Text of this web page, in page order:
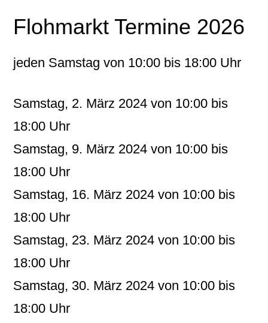
Flohmarkt Termine 2026
jeden Samstag von 10:00 bis 18:00 Uhr
Samstag, 2. März 2024 von 10:00 bis
18:00 Uhr
Samstag, 9. März 2024 von 10:00 bis
18:00 Uhr
Samstag, 16. März 2024 von 10:00 bis
18:00 Uhr
Samstag, 23. März 2024 von 10:00 bis
18:00 Uhr
Samstag, 30. März 2024 von 10:00 bis
18:00 Uhr